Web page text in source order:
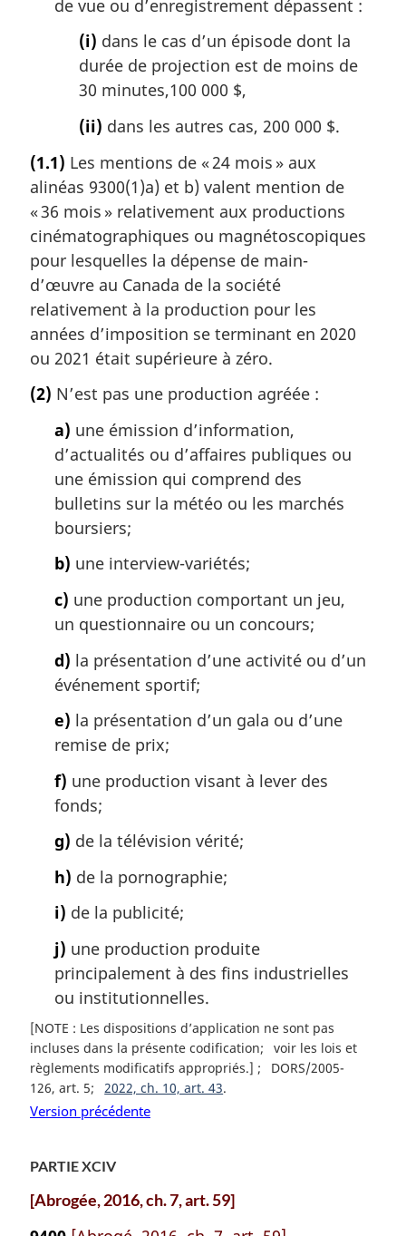
de vue ou d’enregistrement dépassent :
(i) dans le cas d’un épisode dont la
durée de projection est de moins de
30 minutes,100 000 $,
(ii) dans les autres cas, 200 000 $.
(1.1) Les mentions de « 24 mois » aux
alinéas 9300(1)a) et b) valent mention de
« 36 mois » relativement aux productions
cinématographiques ou magnétoscopiques
pour lesquelles la dépense de main-
d’œuvre au Canada de la société
relativement à la production pour les
années d’imposition se terminant en 2020
ou 2021 était supérieure à zéro.
(2) N’est pas une production agréée :
a) une émission d’information,
d’actualités ou d’affaires publiques ou
une émission qui comprend des
bulletins sur la météo ou les marchés
boursiers;
b) une interview-variétés;
c) une production comportant un jeu,
un questionnaire ou un concours;
d) la présentation d’une activité ou d’un
événement sportif;
e) la présentation d’un gala ou d’une
remise de prix;
f) une production visant à lever des
fonds;
g) de la télévision vérité;
h) de la pornographie;
i) de la publicité;
j) une production produite
principalement à des fins industrielles
ou institutionnelles.
[NOTE : Les dispositions d’application ne sont pas
incluses dans la présente codification
voir les lois et
règlements modificatifs appropriés.]
DORS/2005-
126, art. 5
2022, ch. 10, art. 43
Version précédente
PARTIE XCIV
[Abrogée, 2016, ch. 7, art. 59]